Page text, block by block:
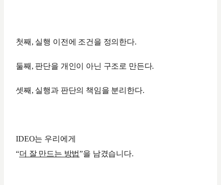
첫째, 실행 이전에 조건을 정의한다.
둘째, 판단을 개인이 아닌 구조로 만든다.
셋째, 실행과 판단의 책임을 분리한다.
IDEO는 우리에게
“더 잘 만드는 방법”을 남겼습니다.